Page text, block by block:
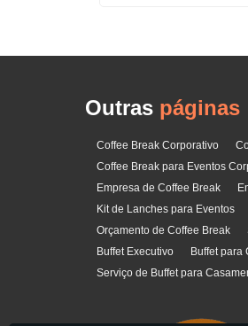
Outras páginas
Coffee Break Corporativo
Coffee Break para Eventos
Empresa de Coffee Break
Kit de Lanches para Eventos
Orçamento de Coffee Break
Buffet Executivo
Buffet para
Serviço de Buffet para